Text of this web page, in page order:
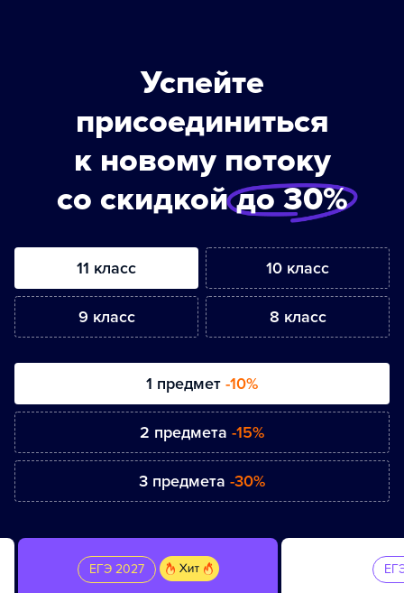
Успейте
присоединиться
к новому потоку
со скидкойдо 30%
11 класс 10 класс
9 класс 8 класс
1 предмет -10%
2 предмета -15%
3 предмета -30%
ЕГЭ 2027